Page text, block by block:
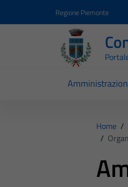
Regione Piemonte
Home /
/